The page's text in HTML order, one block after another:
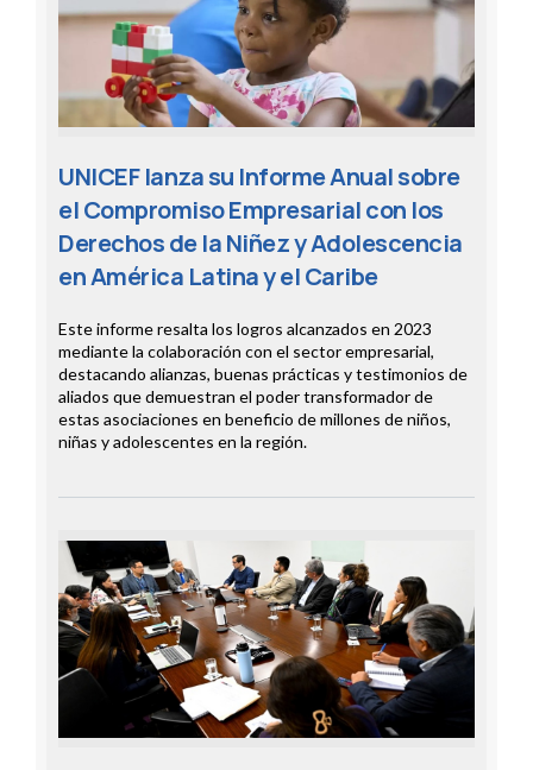
UNICEF lanza su Informe Anual sobre
el Compromiso Empresarial con los
Derechos de la Niñez y Adolescencia
en América Latina y el Caribe
Este informe resalta los logros alcanzados en 2023
mediante la colaboración con el sector empresarial,
destacando alianzas, buenas prácticas y testimonios de
aliados que demuestran el poder transformador de
estas asociaciones en beneficio de millones de niños,
niñas y adolescentes en la región.